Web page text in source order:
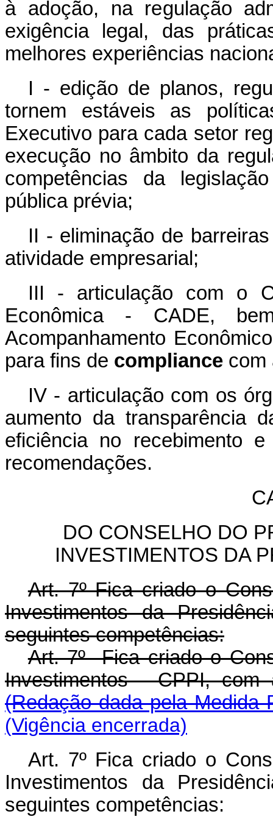
à adoção, na regulação
exigência legal, das
melhores experiências
I - edição de planos,
tornem estáveis as
Executivo para cada setor
execução no âmbito da
competências da
pública prévia;
II - eliminação de
atividade empresarial;
III - articulação com o
Econômica - CADE,
Acompanhamento
para fins de compliance com
IV - articulação com os
aumento da transparência
eficiência no recebimento
recomendações.
DO CONSELHO DO
INVESTIMENTOS DA
Art. 7º Fica criado o
Investimentos da
seguintes competências:
Art. 7º Fica criado o
Investimentos - CPPI,
(Redação dada pela Medida
(Vigência encerrada)
Art. 7º Fica criado o
Investimentos da
seguintes competências: